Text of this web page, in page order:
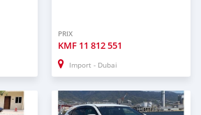
PRIX
KMF 11 812 551
Import - Dubai